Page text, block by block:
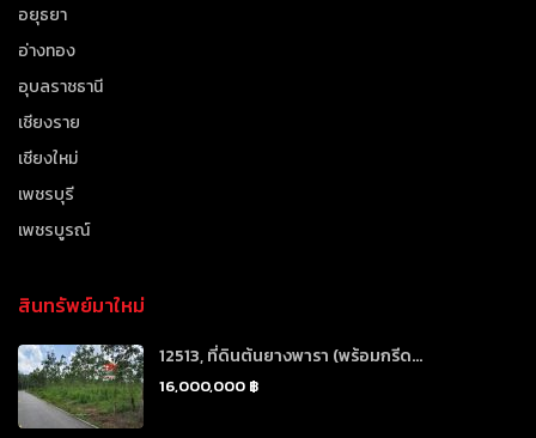
อยุธยา
อ่างทอง
อุบลราชธานี
เชียงราย
เชียงใหม่
เพชรบุรี
เพชรบูรณ์
สินทรัพย์มาใหม่
12513, ที่ดินต้นยางพารา (พร้อมกรีด...
16,000,000 ฿